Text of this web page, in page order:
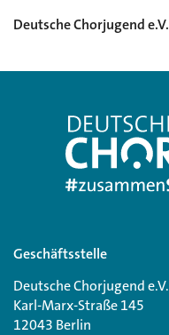
Deutsche Chorjugend e.V.
Geschäftsstelle
Deutsche Chorjugend e.V.
Karl-Marx-Straße 145
12043 Berlin